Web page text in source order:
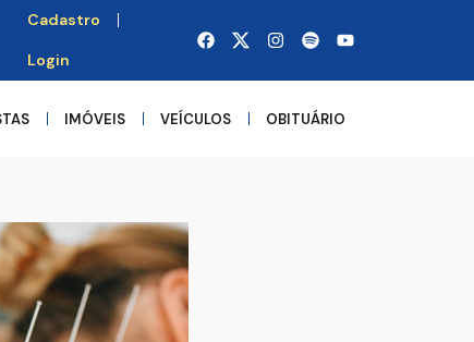
Cadastro
Login
IMÓVEIS VEÍCULOS OBITUÁRIO